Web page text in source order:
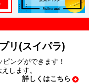
リ(スイパラ)
ングができます！
します。
詳しくはこちら